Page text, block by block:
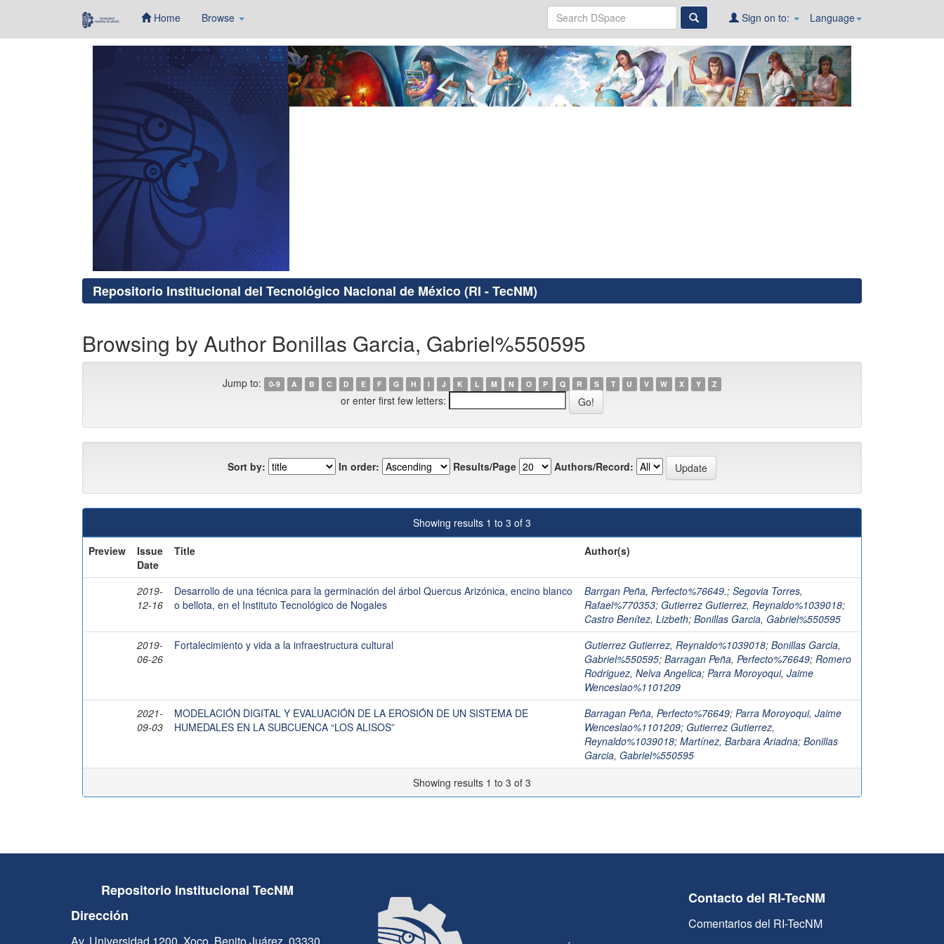
Home Browse Language
Sign on to:
Repositorio Institucional del Tecnológico Nacional de México (RI - TecNM)
Browsing by Author Bonillas Garcia, Gabriel%550595
Jump to: 0-9 A B C D E F G H I J K L M N O P Q R S T U V W X Y Z
or enter first few letters:
Sort by: In order: Results/Page Authors/Record:
Showing results 1 to 3 of 3
Preview
Issue
Date
Title Author(s)
2019-
12-16
Desarrollo de una técnica para la germinación del árbol Quercus Arizónica, encino blanco
o bellota, en el Instituto Tecnológico de Nogales
Barrgan Peña, Perfecto%76649.; Segovia Torres,
Rafael%770353; Gutierrez Gutierrez, Reynaldo%1039018;
Castro Benítez, Lizbeth; Bonillas Garcia, Gabriel%550595
2019-
06-26
Fortalecimiento y vida a la infraestructura cultural Gutierrez Gutierrez, Reynaldo%1039018; Bonillas Garcia,
Gabriel%550595; Barragan Peña, Perfecto%76649; Romero
Rodriguez, Nelva Angelica; Parra Moroyoqui, Jaime
Wenceslao%1101209
2021-
09-03
MODELACIÓN DIGITAL Y EVALUACIÓN DE LA EROSIÓN DE UN SISTEMA DE
HUMEDALES EN LA SUBCUENCA “LOS ALISOS”
Barragan Peña, Perfecto%76649; Parra Moroyoqui, Jaime
Wenceslao%1101209; Gutierrez Gutierrez,
Reynaldo%1039018; Martínez, Barbara Ariadna; Bonillas
Garcia, Gabriel%550595
Showing results 1 to 3 of 3
Repositorio Institucional TecNM
Dirección
Contacto del RI-TecNM
Comentarios del RI-TecNM